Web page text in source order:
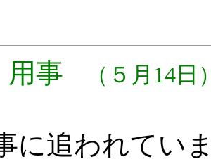
用事 （５月14日
に追われてい